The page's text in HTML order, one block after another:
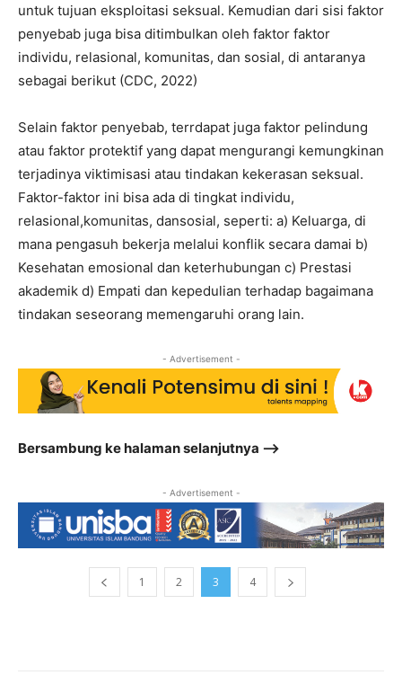
untuk tujuan eksploitasi seksual. Kemudian dari sisi faktor
penyebab juga bisa ditimbulkan oleh faktor faktor
individu, relasional, komunitas, dan sosial, di antaranya
sebagai berikut (CDC, 2022)
Selain faktor penyebab, terrdapat juga faktor pelindung
atau faktor protektif yang dapat mengurangi kemungkinan
terjadinya viktimisasi atau tindakan kekerasan seksual.
Faktor-faktor ini bisa ada di tingkat individu,
relasional,komunitas, dansosial, seperti: a) Keluarga, di
mana pengasuh bekerja melalui konflik secara damai b)
Kesehatan emosional dan keterhubungan c) Prestasi
akademik d) Empati dan kepedulian terhadap bagaimana
tindakan seseorang memengaruhi orang lain.
- Advertisement -
Bersambung ke halaman selanjutnya –>
- Advertisement -
1 2 3 4